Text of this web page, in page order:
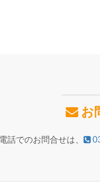
お
話でのお問合せは、